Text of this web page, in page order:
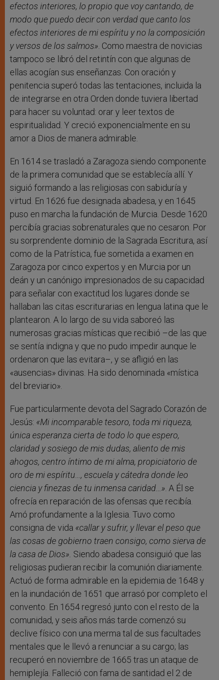
efectos interiores, lo propio que voy cantando, de
modo que puedo decir con verdad que canto los
efectos interiores de mi espíritu y no la composición
y versos de los salmos» . Como maestra de novicias
tampoco se libró del retintín con que algunas de
ellas acogían sus enseñanzas. Con oración y
penitencia superó todas las tentaciones, incluida la
de integrarse en otra Orden donde tuviera libertad
para hacer su voluntad: orar y leer textos de
espiritualidad. Y creció exponencialmente en su
amor a Dios de manera admirable.
En 1614 se trasladó a Zaragoza siendo componente
de la primera comunidad que se establecía allí. Y
siguió formando a las religiosas con sabiduría y
virtud. En 1626 fue designada abadesa, y en 1645
puso en marcha la fundación de Murcia. Desde 1620
percibía gracias sobrenaturales que no cesaron. Por
su sorprendente dominio de la Sagrada Escritura, así
como de la Patrística, fue sometida a examen en
Zaragoza por cinco expertos y en Murcia por un
deán y un canónigo impresionados de su capacidad
para señalar con exactitud los lugares donde se
hallaban las citas escriturarias en lengua latina que le
plantearon. A lo largo de su vida saboreó las
numerosas gracias místicas que recibió –de las que
se sentía indigna y que no pudo impedir aunque le
ordenaron que las evitara–, y se afligió en las
«ausencias» divinas. Ha sido denominada «mística
del breviario».
Fue particularmente devota del Sagrado Corazón de
Jesús: «Mi incomparable tesoro, toda mi riqueza,
única esperanza cierta de todo lo que espero,
claridad y sosiego de mis dudas, aliento de mis
ahogos, centro íntimo de mi alma, propiciatorio de
oro de mi espíritu…, escuela y cátedra donde leo
ciencia y finezas de tu inmensa caridad…» . A Él se
ofrecía en reparación de las ofensas que recibía.
Amó profundamente a la Iglesia. Tuvo como
consigna de vida «callar y sufrir, y llevar el peso que
las cosas de gobierno traen consigo, como sierva de
la casa de Dios». Siendo abadesa consiguió que las
religiosas pudieran recibir la comunión diariamente.
Actuó de forma admirable en la epidemia de 1648 y
en la inundación de 1651 que arrasó por completo el
convento. En 1654 regresó junto con el resto de la
comunidad, y seis años más tarde comenzó su
declive físico con una merma tal de sus facultades
mentales que le llevó a renunciar a su cargo; las
recuperó en noviembre de 1665 tras un ataque de
hemiplejía. Falleció con fama de santidad el 2 de